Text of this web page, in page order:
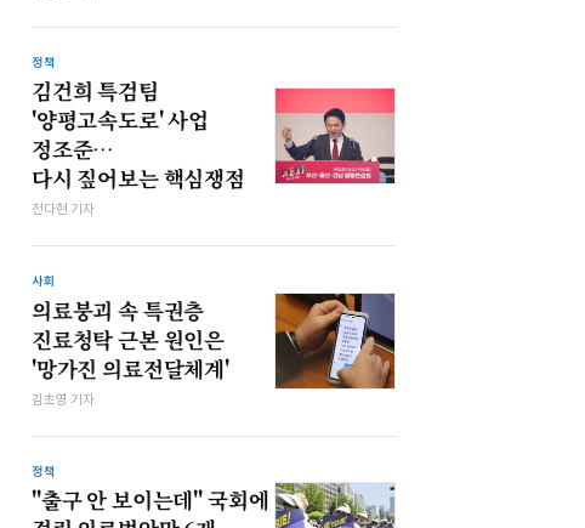
정책
김건희 특검팀
'양평고속도로' 사업
정조준…
다시 짚어보는 핵심쟁점
전다현 기자
사회
의료붕괴 속 특권층
진료청탁 근본 원인은
'망가진 의료전달체계'
김초영 기자
정책
"출구 안 보이는데" 국회에